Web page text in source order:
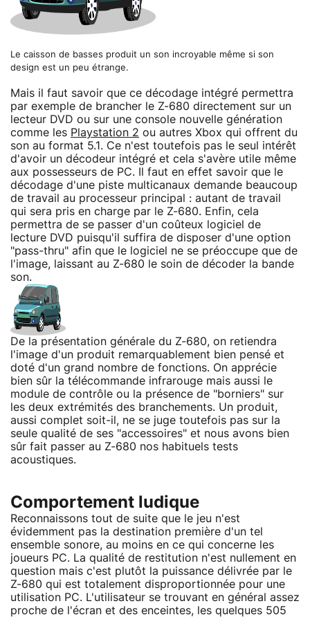
Le caisson de basses produit un son incroyable même si son
design est un peu étrange.
Mais il faut savoir que ce décodage intégré permettra
par exemple de brancher le Z-680 directement sur un
lecteur DVD ou sur une console nouvelle génération
comme les Playstation 2 ou autres Xbox qui offrent du
son au format 5.1. Ce n'est toutefois pas le seul intérêt
d'avoir un décodeur intégré et cela s'avère utile même
aux possesseurs de PC. Il faut en effet savoir que le
décodage d'une piste multicanaux demande beaucoup
de travail au processeur principal : autant de travail
qui sera pris en charge par le Z-680. Enfin, cela
permettra de se passer d'un coûteux logiciel de
lecture DVD puisqu'il suffira de disposer d'une option
"pass-thru" afin que le logiciel ne se préoccupe que de
l'image, laissant au Z-680 le soin de décoder la bande
son.
De la présentation générale du Z-680, on retiendra
l'image d'un produit remarquablement bien pensé et
doté d'un grand nombre de fonctions. On apprécie
bien sûr la télécommande infrarouge mais aussi le
module de contrôle ou la présence de "borniers" sur
les deux extrémités des branchements. Un produit,
aussi complet soit-il, ne se juge toutefois pas sur la
seule qualité de ses "accessoires" et nous avons bien
sûr fait passer au Z-680 nos habituels tests
acoustiques.
Comportement ludique
Reconnaissons tout de suite que le jeu n'est
évidemment pas la destination première d'un tel
ensemble sonore, au moins en ce qui concerne les
joueurs PC. La qualité de restitution n'est nullement en
question mais c'est plutôt la puissance délivrée par le
Z-680 qui est totalement disproportionnée pour une
utilisation PC. L'utilisateur se trouvant en général assez
proche de l'écran et des enceintes, les quelques 505